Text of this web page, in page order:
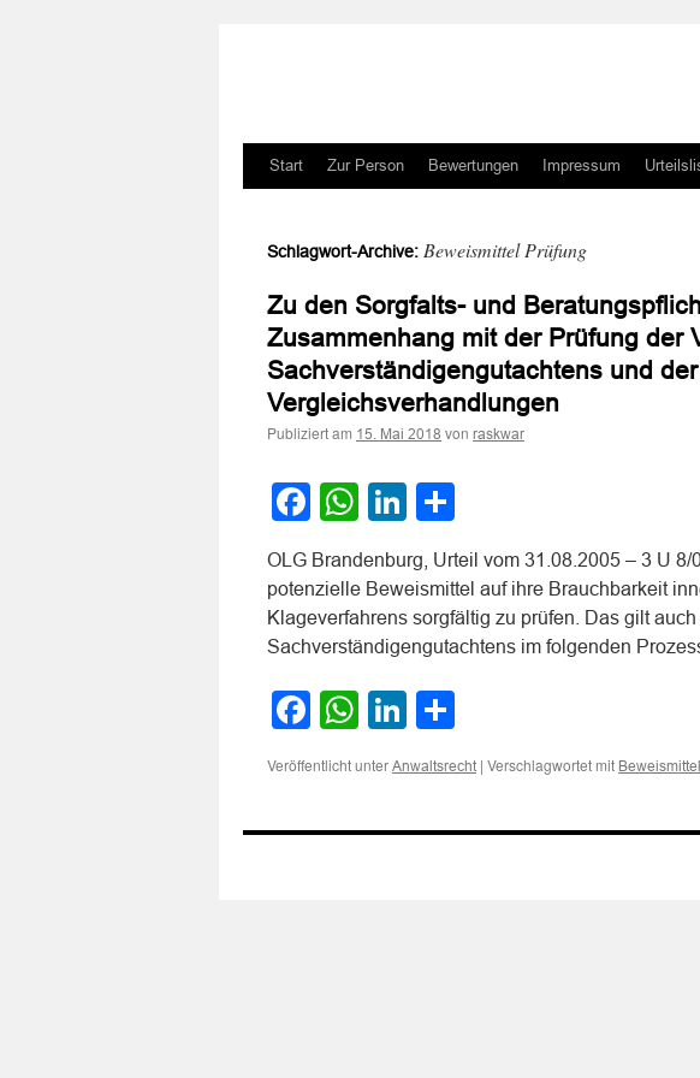
Zum
springen
Start Zur Person Bewertungen Impressum
Schlagwort-Archive: Beweismittel Prüfung
Zu den Sorgfalts- und
Zusammenhang mit der Prüfung der
Sachverständigengutachtens und
Vergleichsverhandlungen
Publiziert am 15. Mai 2018 von raskwar
Facebook
WhatsApp
LinkedIn
OLG Brandenburg, Urteil vom 31.08.2005 – 3 U
potenzielle Beweismittel auf ihre Brauchbarkeit
Klageverfahrens sorgfältig zu prüfen. Das gilt
Sachverständigengutachtens im folgenden
Facebook
WhatsApp
LinkedIn
Veröffentlicht unter Anwaltsrecht | Verschlagwortet mit